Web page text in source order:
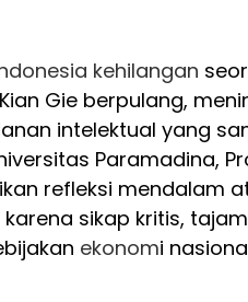
kehilangan
Gie berpulang,
intelektual yang
Paramadina,
refleksi mendalam
karena sikap kritis,
ekonomi